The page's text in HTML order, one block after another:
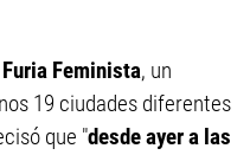
Furia Feminista, un
19 ciudades diferentes
que "desde ayer a las